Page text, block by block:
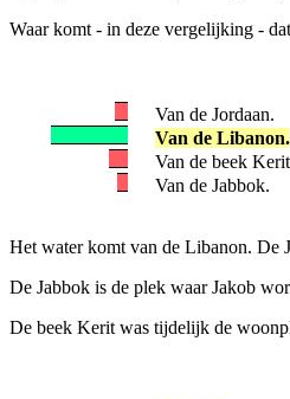
Waar komt - in deze vergelijking -
Van de Jordaan.
Van de Libanon.
Van de beek
Van de Jabbok.
Het water komt van de Libanon. De
De Jabbok is de plek waar Jakob
De beek Kerit was tijdelijk de